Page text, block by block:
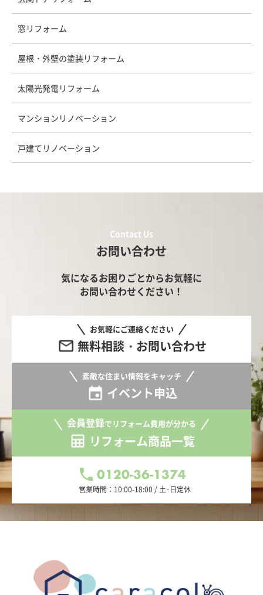
窓リフォーム
屋根・外壁の塗装リフォーム
太陽光発電リフォーム
マンションリノベーション
戸建てリノベーション
Contact Us
お問い合わせ
気になるお困りごとからお気軽に
お問い合わせください！
お気軽にご連絡ください
無料相談・お問い合わせ
素敵な住まい情報をキャッチ
イベント申込
会員登録でリフォーム費用が分かる
リフォーム商品一覧
0120-36-1374
営業時間：10:00-18:00 / 土･日定休